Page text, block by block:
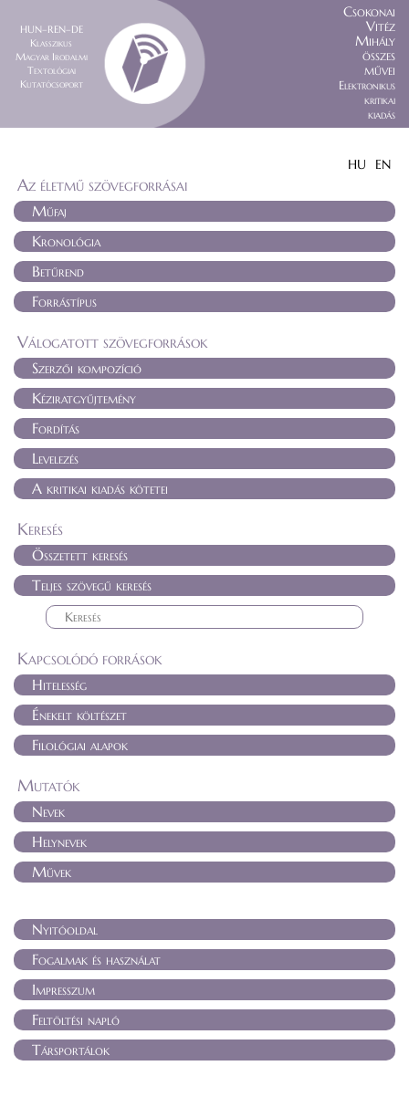
HUN–REN–DE
Klasszikus
Magyar Irodalmi
Textológiai
Kutatócsoport
Csokonai
Vitéz
Mihály
összes
művei
Elektronikus
kritikai
kiadás
HU EN
Az életmű szövegforrásai
Műfaj
Kronológia
Betűrend
Forrástípus
Válogatott szövegforrások
Szerzői kompozíció
Kéziratgyűjtemény
Fordítás
Levelezés
A kritikai kiadás kötetei
Keresés
Összetett keresés
Teljes szövegű keresés
Kapcsolódó források
Hitelesség
Énekelt költészet
Filológiai alapok
Mutatók
Nevek
Helynevek
Művek
Nyitóoldal
Fogalmak és használat
Impresszum
Feltöltési napló
Társportálok